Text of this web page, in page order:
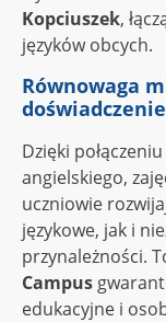
Kopciuszek,
języków obcych.
Równowaga
Dzięki
angielskiego,
uczniowie
językowe, jak i
przynależności.
Campus
edukacyjne i